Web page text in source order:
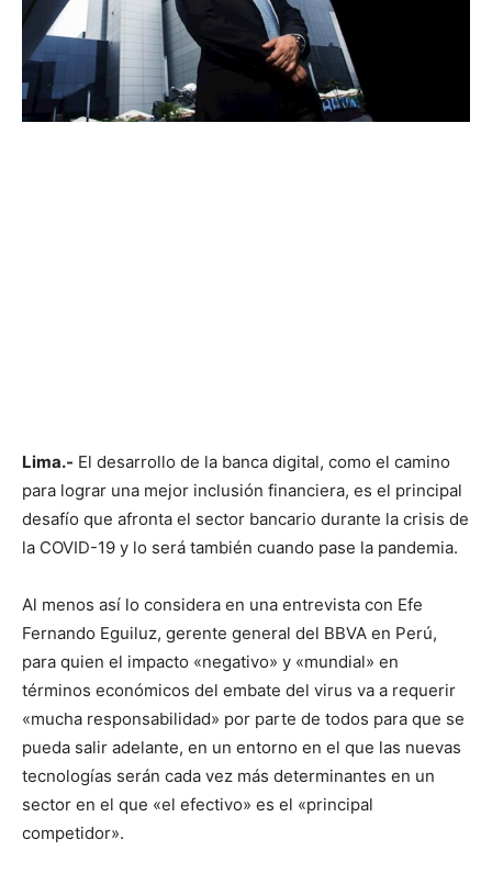
Lima.- El desarrollo de la banca digital, como el camino
para lograr una mejor inclusión financiera, es el principal
desafío que afronta el sector bancario durante la crisis de
la COVID-19 y lo será también cuando pase la pandemia.
Al menos así lo considera en una entrevista con Efe
Fernando Eguiluz, gerente general del BBVA en Perú,
para quien el impacto «negativo» y «mundial» en
términos económicos del embate del virus va a requerir
«mucha responsabilidad» por parte de todos para que se
pueda salir adelante, en un entorno en el que las nuevas
tecnologías serán cada vez más determinantes en un
sector en el que «el efectivo» es el «principal
competidor».